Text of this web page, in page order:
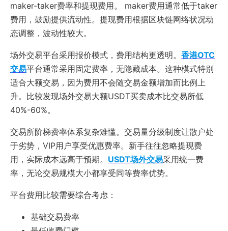
maker-taker费率和提现费用。 maker费用通常低于taker
费用，鼓励提供流动性。提现费用根据区块链网络状况动
态调整，波动性较大。
场外交易平台采用报价模式，费用结构更透明。 香港OTC
交易平台通常采用固定费率，无隐藏成本。这种模式特别
适合大额交易，因为费用不会随交易金额增加而比例上
升。比较发现场外交易大额USDT买卖成本比交易所低
40%-60%。
交易所阶梯费率体系复杂难懂。交易量分级制度让散户处
于劣势，VIP用户享受优惠费率。新手往往忽略提现费
用，实际成本远高于预期。 USDT场外交易采用统一费
率，无论交易规模大小都享受同等费率优势。
平台费用比较需要综合考虑：
基础交易费率